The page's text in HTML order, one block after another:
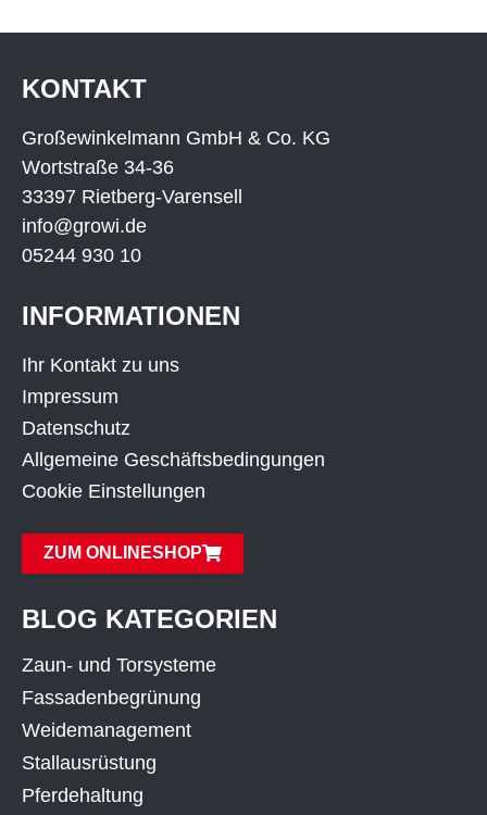
KONTAKT
Großewinkelmann GmbH & Co. KG
Wortstraße 34-36
33397 Rietberg-Varensell
info@growi.de
05244 930 10
INFORMATIONEN
Ihr Kontakt zu uns
Impressum
Datenschutz
Allgemeine Geschäftsbedingungen
Cookie Einstellungen
ZUM ONLINESHOP
BLOG KATEGORIEN
Zaun- und Torsysteme
Fassadenbegrünung
Weidemanagement
Stallausrüstung
Pferdehaltung